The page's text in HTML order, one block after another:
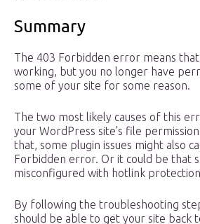
Summary
The 403 Forbidden error means
working, but you no longer have
some of your site for some reason.
The two most likely causes of this
your WordPress site’s file
that, some plugin issues might also
Forbidden error. Or it could be that
misconfigured with hotlink
By following the troubleshooting
should be able to get your site back